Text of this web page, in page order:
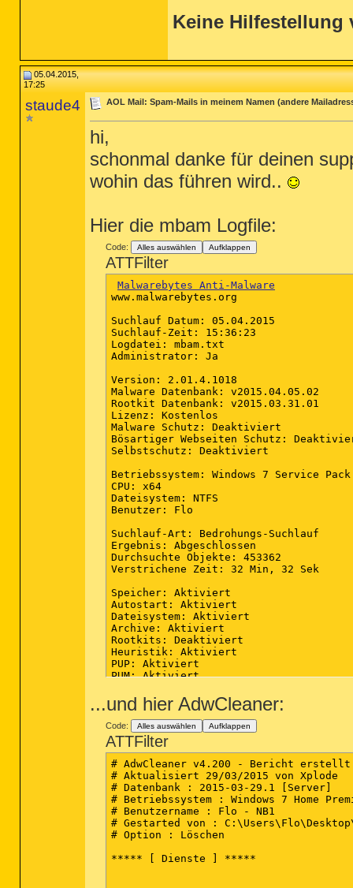
mLocal Page =
mSearch Page = about:blank
uSearchAssistant = hxxp://
IE: Free YouTube to MP3 Converter -
IE: Nach Microsoft E&xel exportieren -
TCP: DhcpNameServer = 192.168.178.1
FF - ProfilePath -
.
- - - - Entfernte verwaiste
.
Toolbar-Locked - (no file)
SafeBoot-MCODS
HKLM_Wow6432Node-ActiveSetup-
Toolbar-Locked - (no file)
ShellIconOverlayIdentifiers-{FB314ED9-
ShellIconOverlayIdentifiers-{FB314EDB-
HKLM-Run-SynTPEnh - c:\program files
.
.
.
--------------------- Gesperrte
.
@="FlashBroker"
.
"Enabled"=dword:00000001
.
.
@="{FAB3E735-69C7-453B-A446-
.
@Denied: (A 2) (Everyone)
@="IFlashBroker6"
Keine Hilfestellung
05.04.2015,
17:25
staude4 AOL Mail: Spam-Mails in meinem Namen (andere
hi,
schonmal danke für deinen
wohin das führen wird..
Hier die mbam Logfile:
Code: Alles auswählen Aufklappen
ATTFilter
Malwarebytes Anti-Malware
www.malwarebytes.org
Suchlauf Datum: 05.04.2015
Suchlauf-Zeit: 15:36:23
Logdatei: mbam.txt
Administrator: Ja
Version: 2.01.4.1018
Malware Datenbank: v2015.04.05.02
Rootkit Datenbank: v2015.03.31.01
Lizenz: Kostenlos
Malware Schutz: Deaktiviert
Bösartiger Webseiten Schutz:
Selbstschutz: Deaktiviert
Betriebssystem: Windows 7 Service
CPU: x64
Dateisystem: NTFS
Benutzer: Flo
Suchlauf-Art: Bedrohungs-Suchlauf
Ergebnis: Abgeschlossen
Durchsuchte Objekte: 453362
Verstrichene Zeit: 32 Min, 32 Sek
Speicher: Aktiviert
Autostart: Aktiviert
Dateisystem: Aktiviert
Archive: Aktiviert
Rootkits: Deaktiviert
Heuristik: Aktiviert
PUP: Aktiviert
PUM: Aktiviert
Prozesse: 0
(Keine schädliche Elemente gefunden)
Module: 0
(Keine schädliche Elemente gefunden)
Registrierungsschlüssel: 0
(Keine schädliche Elemente gefunden)
Registrierungswerte: 1
PUP.Optional.Spigot.A, HKU\S-1-5-21-
Registrierungsdaten: 0
(Keine schädliche Elemente gefunden)
...und hier AdwCleaner:
Code: Alles auswählen Aufklappen
ATTFilter
# AdwCleaner v4.200 - Bericht erstellt
# Aktualisiert 29/03/2015 von Xplode
# Datenbank : 2015-03-29.1 [Server]
# Betriebssystem : Windows 7 Home
# Benutzername : Flo - NB1
# Gestarted von :
# Option : Löschen
***** [ Dienste ] *****